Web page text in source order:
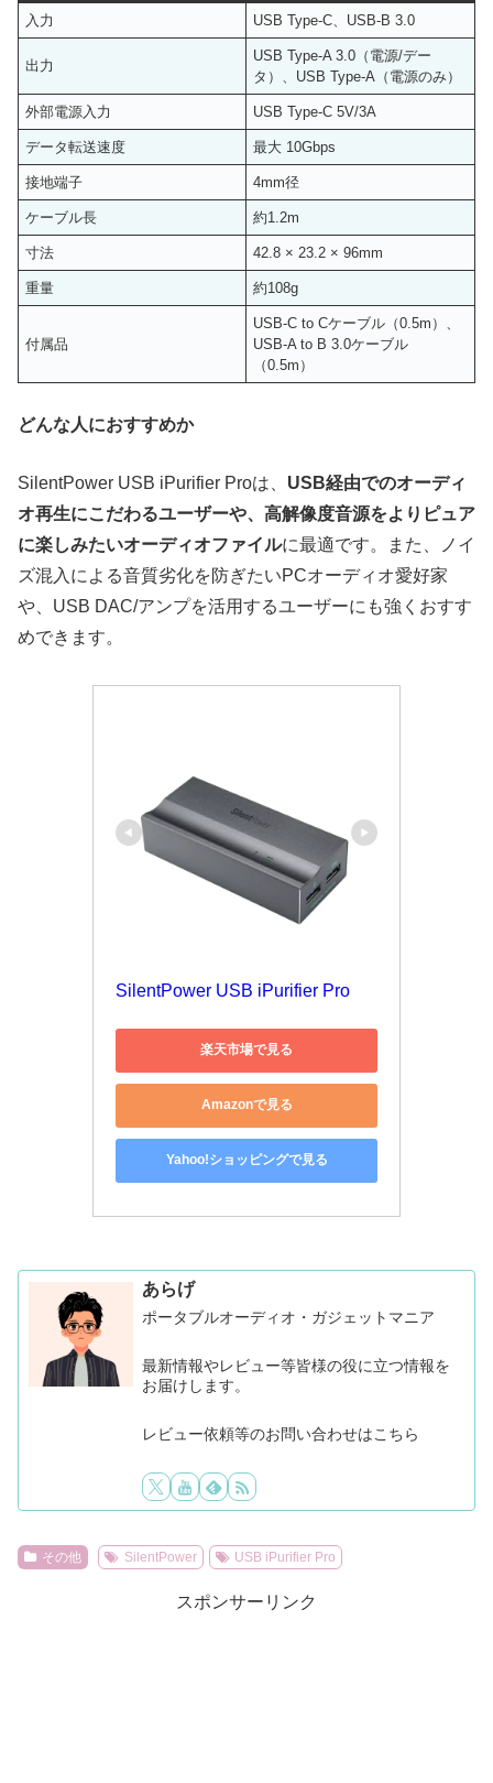
入力 USB Type-C、USB-B 3.0
出力
USB Type-A 3.0（電源/デー
タ）、USB Type-A（電源のみ）
外部電源入力 USB Type-C 5V/3A
データ転送速度 最大 10Gbps
接地端子 4mm径
ケーブル長 約1.2m
寸法 42.8 × 23.2 × 96mm
重量 約108g
付属品
USB-C to Cケーブル（0.5m）、
USB-A to B 3.0ケーブル
（0.5m）
どんな人におすすめか
SilentPower USB iPurifier Proは、 USB経由でのオーディ
オ再生にこだわるユーザーや、高解像度音源をよりピュア
に楽しみたいオーディオファイルに最適です。また、ノイ
ズ混入による音質劣化を防ぎたいPCオーディオ愛好家
や、USB DAC/アンプを活用するユーザーにも強くおすす
めできます。
SilentPower USB iPurifier Pro
楽天市場で見る
Amazonで見る
Yahoo!ショッピングで見る
あらげ
ポータブルオーディオ・ガジェットマニア
最新情報やレビュー等皆様の役に立つ情報を
お届けします。
レビュー依頼等のお問い合わせはこちら
その他 SilentPower USB iPurifier Pro
スポンサーリンク